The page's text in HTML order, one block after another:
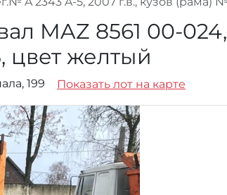
MAZ 8561 00-024,
цвет желтый
199 Показать лот на карте